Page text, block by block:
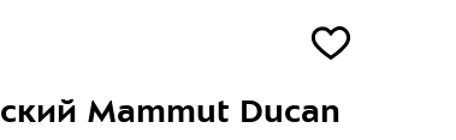
Mammut Ducan